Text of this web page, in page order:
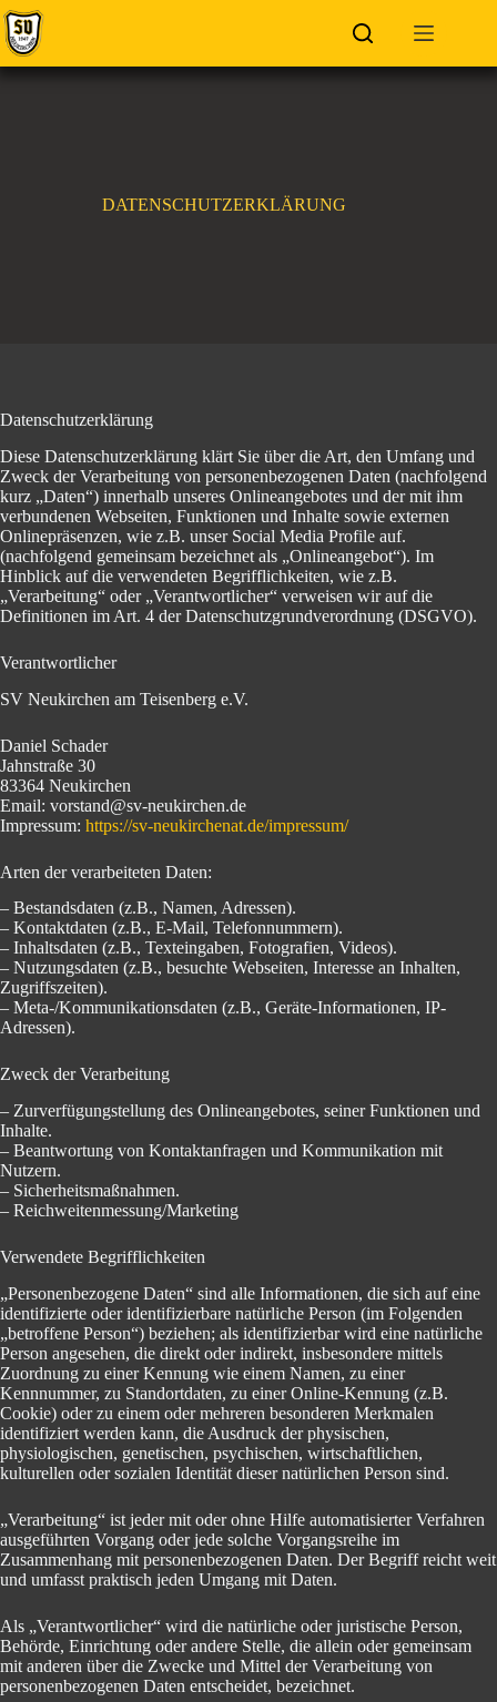
Zum
Inhalt
springen
DATENSCHUTZERKLÄRUNG
Datenschutzerklärung
Diese Datenschutzerklärung klärt Sie über die Art, den Umfang und
Zweck der Verarbeitung von personenbezogenen Daten (nachfolgend
kurz „Daten“) innerhalb unseres Onlineangebotes und der mit ihm
verbundenen Webseiten, Funktionen und Inhalte sowie externen
Onlinepräsenzen, wie z.B. unser Social Media Profile auf.
(nachfolgend gemeinsam bezeichnet als „Onlineangebot“). Im
Hinblick auf die verwendeten Begrifflichkeiten, wie z.B.
„Verarbeitung“ oder „Verantwortlicher“ verweisen wir auf die
Definitionen im Art. 4 der Datenschutzgrundverordnung (DSGVO).
Verantwortlicher
SV Neukirchen am Teisenberg e.V.
Daniel Schader
Jahnstraße 30
83364 Neukirchen
Email: vorstand@sv-neukirchen.de
Impressum: https://sv-neukirchenat.de/impressum/
Arten der verarbeiteten Daten:
– Bestandsdaten (z.B., Namen, Adressen).
– Kontaktdaten (z.B., E-Mail, Telefonnummern).
– Inhaltsdaten (z.B., Texteingaben, Fotografien, Videos).
– Nutzungsdaten (z.B., besuchte Webseiten, Interesse an Inhalten,
Zugriffszeiten).
– Meta-/Kommunikationsdaten (z.B., Geräte-Informationen, IP-
Adressen).
Zweck der Verarbeitung
– Zurverfügungstellung des Onlineangebotes, seiner Funktionen und
Inhalte.
– Beantwortung von Kontaktanfragen und Kommunikation mit
Nutzern.
– Sicherheitsmaßnahmen.
– Reichweitenmessung/Marketing
Verwendete Begrifflichkeiten
„Personenbezogene Daten“ sind alle Informationen, die sich auf eine
identifizierte oder identifizierbare natürliche Person (im Folgenden
„betroffene Person“) beziehen; als identifizierbar wird eine natürliche
Person angesehen, die direkt oder indirekt, insbesondere mittels
Zuordnung zu einer Kennung wie einem Namen, zu einer
Kennnummer, zu Standortdaten, zu einer Online-Kennung (z.B.
Cookie) oder zu einem oder mehreren besonderen Merkmalen
identifiziert werden kann, die Ausdruck der physischen,
physiologischen, genetischen, psychischen, wirtschaftlichen,
kulturellen oder sozialen Identität dieser natürlichen Person sind.
„Verarbeitung“ ist jeder mit oder ohne Hilfe automatisierter Verfahren
ausgeführten Vorgang oder jede solche Vorgangsreihe im
Zusammenhang mit personenbezogenen Daten. Der Begriff reicht weit
und umfasst praktisch jeden Umgang mit Daten.
Als „Verantwortlicher“ wird die natürliche oder juristische Person,
Behörde, Einrichtung oder andere Stelle, die allein oder gemeinsam
mit anderen über die Zwecke und Mittel der Verarbeitung von
personenbezogenen Daten entscheidet, bezeichnet.